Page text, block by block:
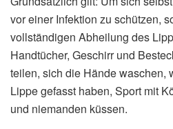
vor einer Infektion zu schützen,
vollständigen Abheilung des
Handtücher, Geschirr und
teilen, sich die Hände waschen,
Lippe gefasst haben, Sport mit
und niemanden küssen.